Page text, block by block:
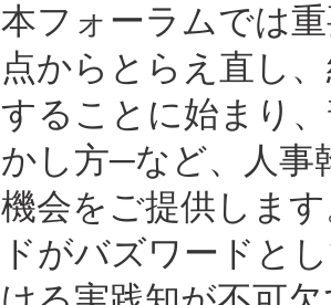
本フォーラムでは
点からとらえ直し
することに始まり
かし方─など、人事
機会をご提供しま
ドがバズワードと